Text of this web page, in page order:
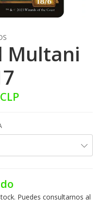
Multani
Puedes consultarnos al